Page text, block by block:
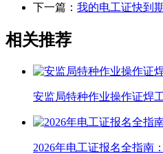
下一篇： 我的电工证快到
相关推荐
安监局特种作业操作证焊
2026年电工证报名全指南